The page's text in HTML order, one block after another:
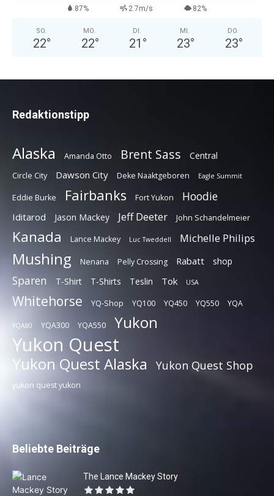
87% 2.7m/s 82%
SO.
22°
MO.
22°
DI.
21 °
MI.
23°
DO.
23°
Redaktionstipp
Alaska Amanda Otto Brent Sass Central
Circle City Dawson City Deke Naaktgeboren Eagle Summit
Eddie Burke Fairbanks Fort Yukon Hoodie
Iditarod Jason Mackey Jeff Deeter John Schandelmeier
Kanada Lance Mackey Luc Tweddell Michelle Philips
Mushing Nenana Pelly Crossing Rabatt shop
Sparen T-Shirt T-Shirts Teslin Tok USA
Whitehorse YQ-Shop YQ100 YQ450 YQ550 YQA
YQA80 YQA300 YQA550 Yukon
Yukon Quest
Yukon Quest Alaska Yukon Quest Shop
yukon quest yukon
Beliebte Beiträge
The Lance Mackey Story